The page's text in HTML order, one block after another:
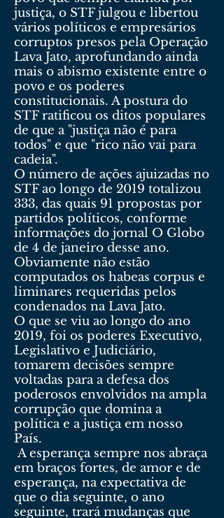
justiça, o STF julgou e libertou
vários políticos e empresários
corruptos presos pela Operação
Lava Jato, aprofundando ainda
mais o abismo existente entre o
povo e os poderes
constitucionais. A postura do
STF ratificou os ditos populares
de que a "justiça não é para
todos" e que "rico não vai para
cadeia".
O número de ações ajuizadas no
STF ao longo de 2019 totalizou
333, das quais 91 propostas por
partidos políticos, conforme
informações do jornal O Globo
de 4 de janeiro desse ano.
Obviamente não estão
computados os habeas corpus e
liminares requeridas pelos
condenados na Lava Jato.
O que se viu ao longo do ano
2019, foi os poderes Executivo,
Legislativo e Judiciário,
tomarem decisões sempre
voltadas para a defesa dos
poderosos envolvidos na ampla
corrupção que domina a
política e a justiça em nosso
País.
A esperança sempre nos abraça
em braços fortes, de amor e de
esperança, na expectativa de
que o dia seguinte, o ano
seguinte, trará mudanças que